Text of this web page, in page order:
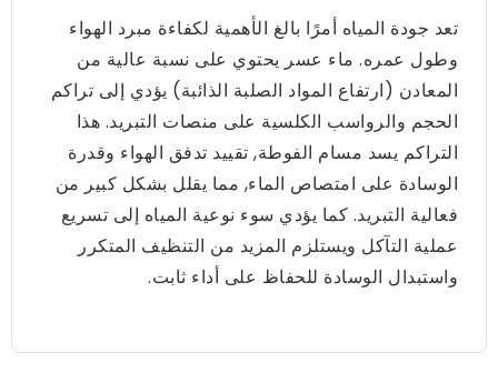
تعد جودة المياه أمرًا بالغ الأهمية لكفاءة مبرد الهواء
وطول عمره. ماء عسر يحتوي على نسبة عالية من
المعادن (ارتفاع المواد الصلبة الذائبة) يؤدي إلى تراكم
الحجم والرواسب الكلسية على منصات التبريد. هذا
التراكم يسد مسام الفوطة, تقييد تدفق الهواء وقدرة
الوسادة على امتصاص الماء, مما يقلل بشكل كبير من
فعالية التبريد. كما يؤدي سوء نوعية المياه إلى تسريع
عملية التآكل ويستلزم المزيد من التنظيف المتكرر
واستبدال الوسادة للحفاظ على أداء ثابت.